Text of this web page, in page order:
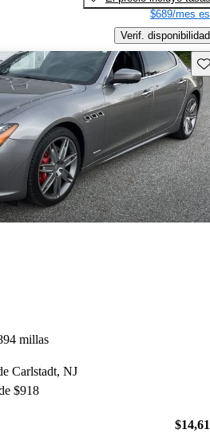
$689/mes
Verif. disponibilidad
millas
Carlstadt, NJ
$918